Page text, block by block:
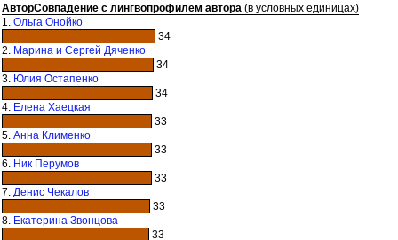
АвторСовпадение с лингвопрофилем автора (в условных единицах)
1. Ольга Онойко
34
2. Марина и Сергей Дяченко
34
3. Юлия Остапенко
34
4. Елена Хаецкая
33
5. Анна Клименко
33
6. Ник Перумов
33
7. Денис Чекалов
33
8. Екатерина Звонцова
33